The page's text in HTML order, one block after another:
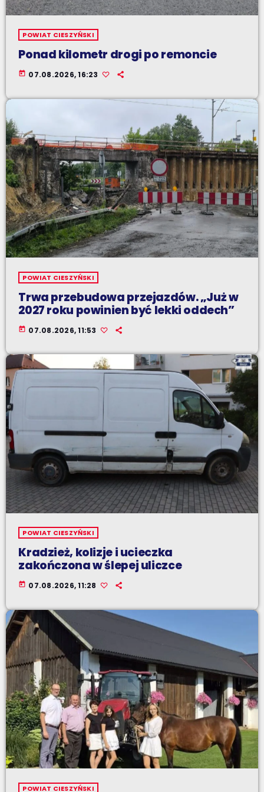
POWIAT CIESZYŃSKI
Ponad kilometr drogi po remoncie
today 07.08.2026, 16:23
POWIAT CIESZYŃSKI
Trwa przebudowa przejazdów. „Już w
2027 roku powinien być lekki oddech”
today 07.08.2026, 11:53
POWIAT CIESZYŃSKI
Kradzież, kolizje i ucieczka
zakończona w ślepej uliczce
today 07.08.2026, 11:28
POWIAT CIESZYŃSKI